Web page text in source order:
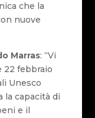
che la
nuove
Marras: “Vi
22 febbraio
Unesco
la capacità di
e il